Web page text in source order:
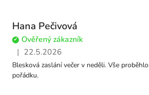
Hana Pečivová
✔
Ověřený zákazník
Hodnocení obchodu je 5 z 5 hvězdiček.
| 22.5.2026
Blesková zaslání večer v neděli. Vše
pořádku.